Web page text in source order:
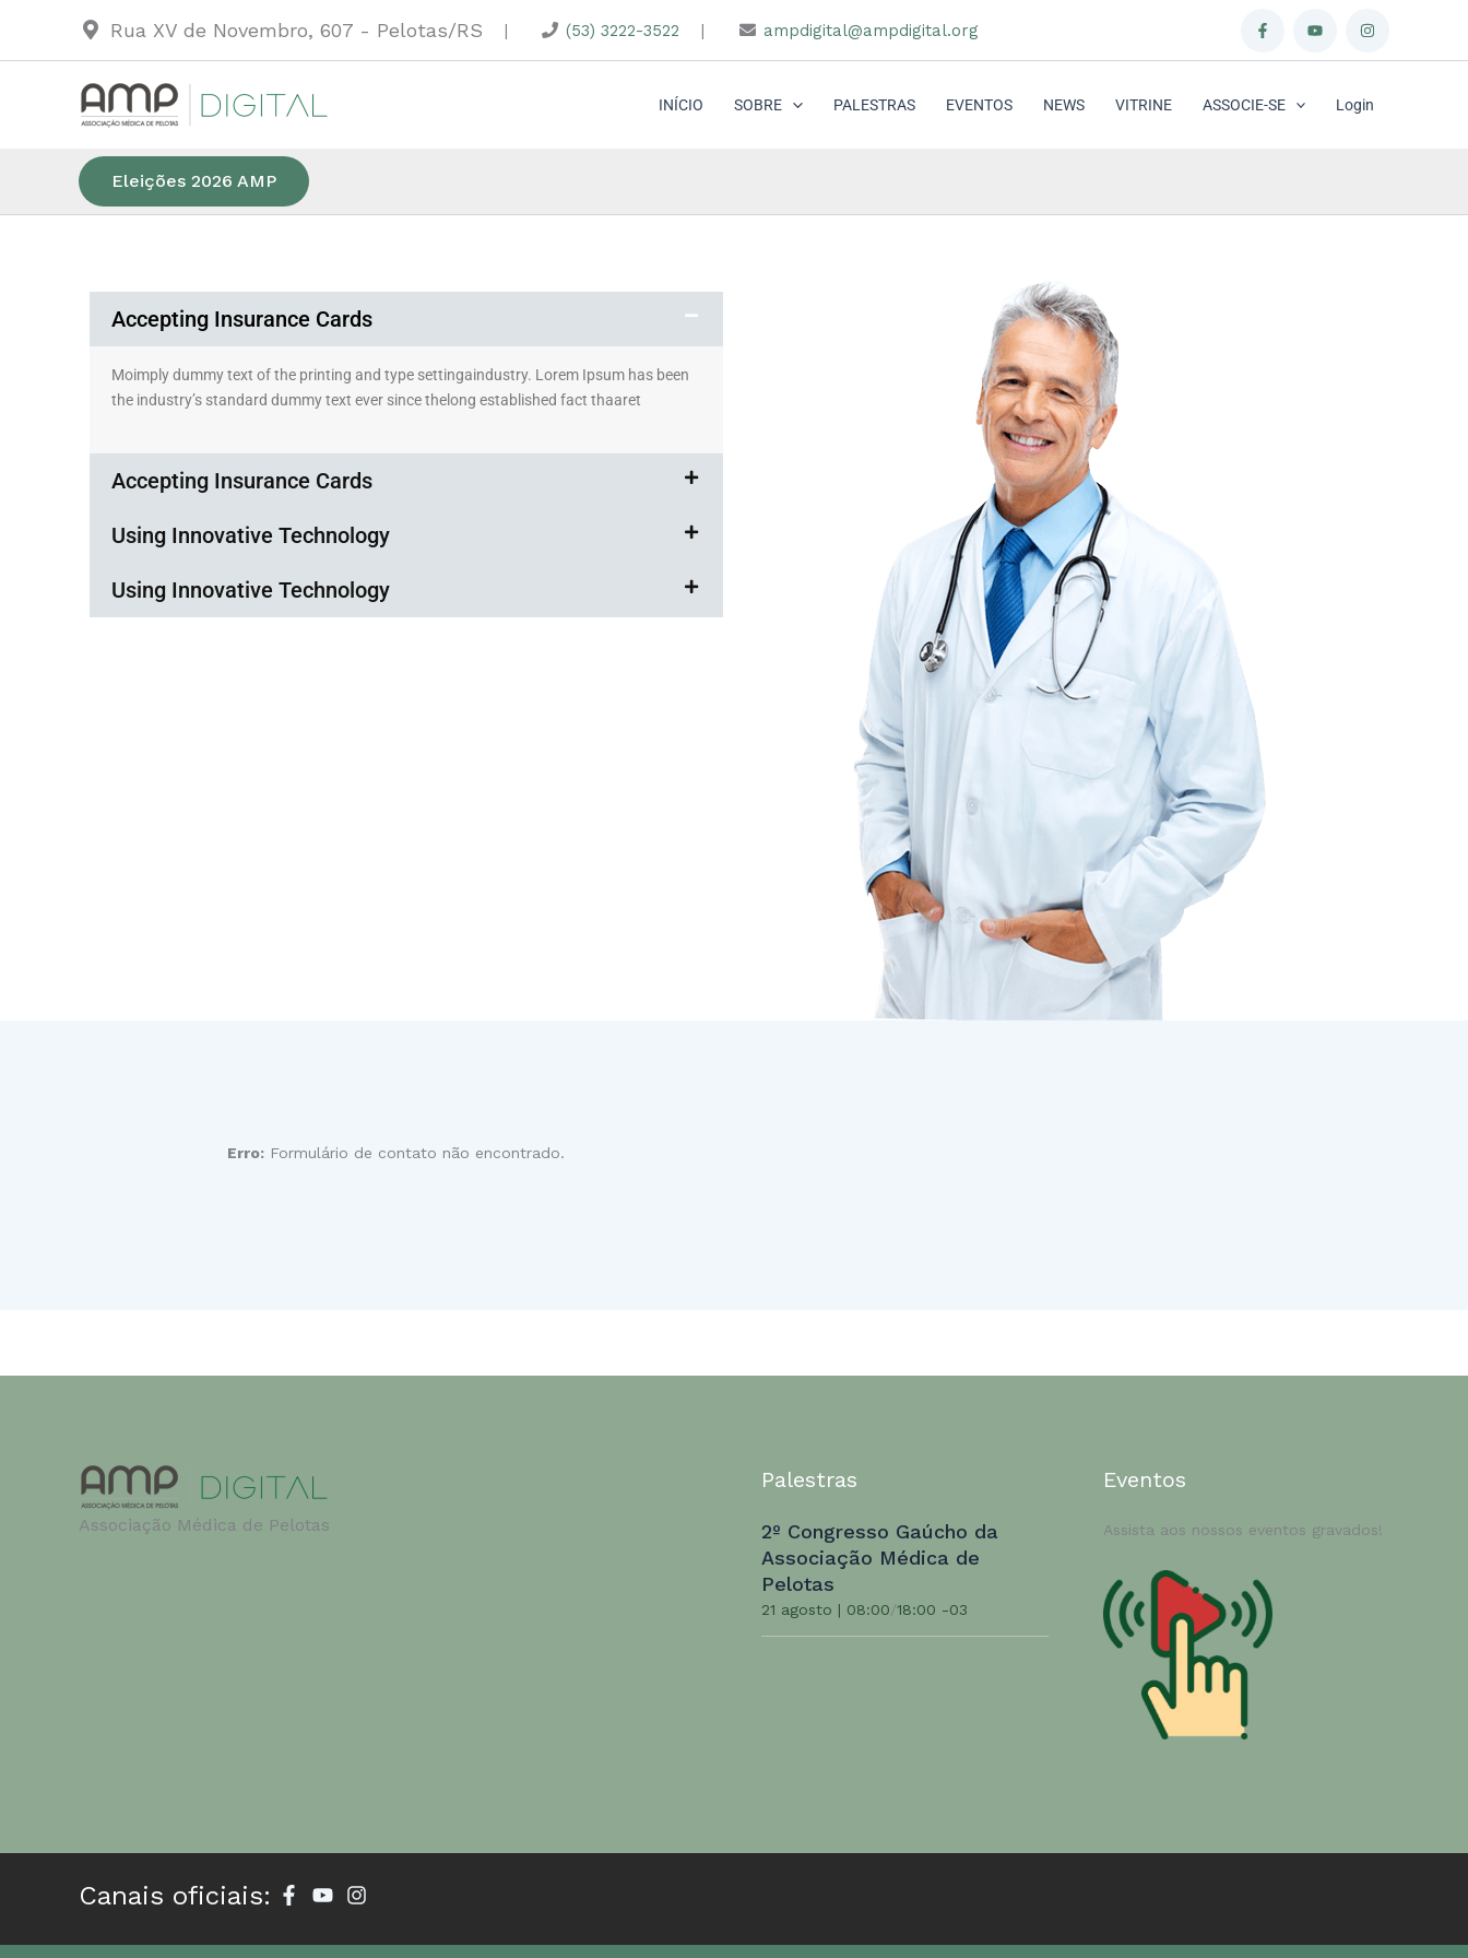
o
Rua XV de Novembro, 607 - Pelotas/RS | (53) 3222-3522 | ampdigital@ampdigital.org
INÍCIO SOBRE PALESTRAS EVENTOS NEWS VITRINE ASSOCIE-SE Login
Eleições 2026 AMP
Accepting Insurance Cards
Moimply dummy text of the printing and type settingaindustry. Lorem Ipsum has been
the industry’s standard dummy text ever since thelong established fact thaaret
Accepting Insurance Cards
Using Innovative Technology
Using Innovative Technology
Erro: Formulário de contato não encontrado.
Associação Médica de Pelotas
Palestras
2º Congresso Gaúcho da
Associação Médica de
Pelotas
21 agosto | 08:00/18:00 -03
Eventos
Assista aos nossos eventos gravados!
Canais oficiais: